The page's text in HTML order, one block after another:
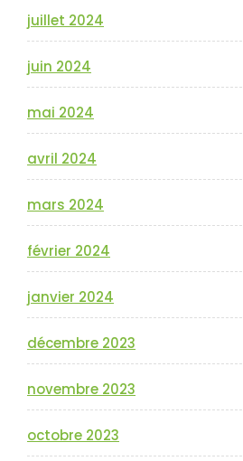
juillet 2024
juin 2024
mai 2024
avril 2024
mars 2024
février 2024
janvier 2024
décembre 2023
novembre 2023
octobre 2023